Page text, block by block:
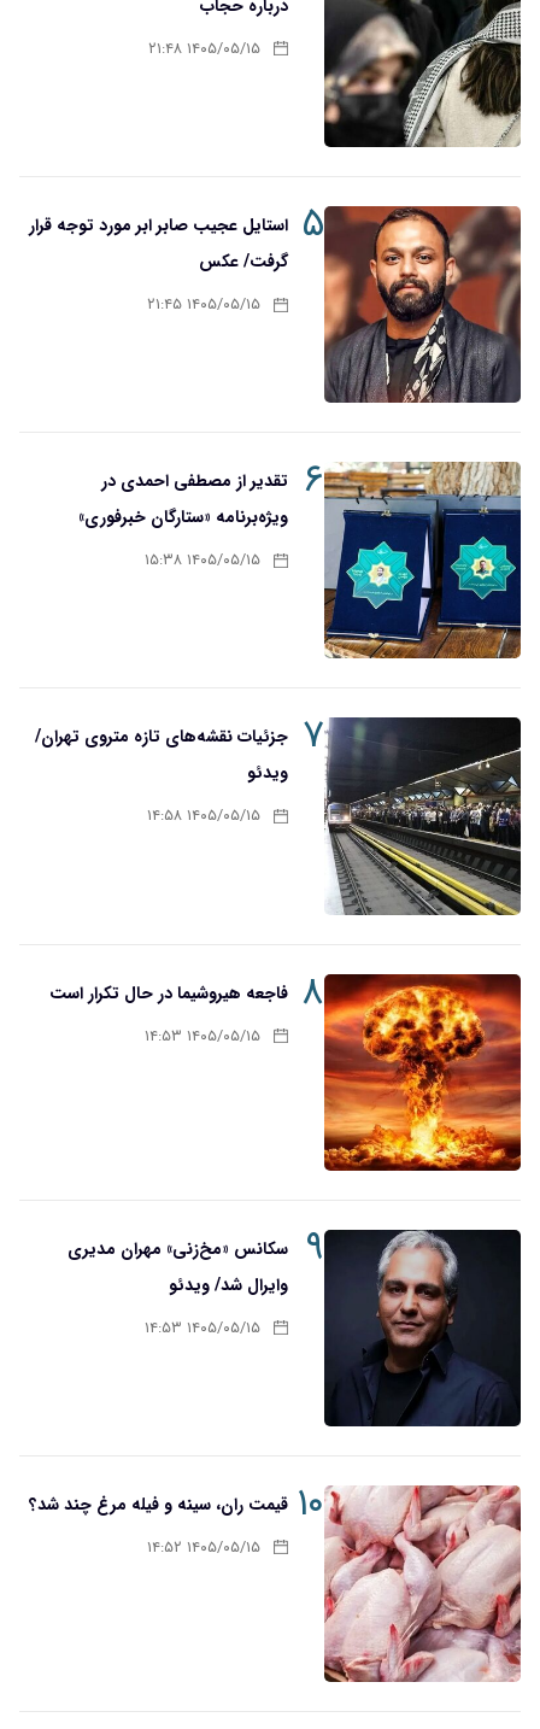
درباره حجاب
۱۴۰۵/۰۵/۱۵ ۲۱:۴۸
۵ استایل عجیب صابر ابر مورد توجه قرار
گرفت/ عکس
۱۴۰۵/۰۵/۱۵ ۲۱:۴۵
۶
تقدیر از مصطفی احمدی در
ویژه‌برنامه «ستارگان خبرفوری»
۱۴۰۵/۰۵/۱۵ ۱۵:۳۸
۷ جزئیات نقشه‌های تازه متروی تهران/
ویدئو
۱۴۰۵/۰۵/۱۵ ۱۴:۵۸
۸ فاجعه هیروشیما در حال تکرار است
۱۴۰۵/۰۵/۱۵ ۱۴:۵۳
۹
سکانس «مخ‌زنی» مهران مدیری
وایرال شد/ ویدئو
۱۴۰۵/۰۵/۱۵ ۱۴:۵۳
۱۰ قیمت ران، سینه و فیله مرغ چند شد؟
۱۴۰۵/۰۵/۱۵ ۱۴:۵۲